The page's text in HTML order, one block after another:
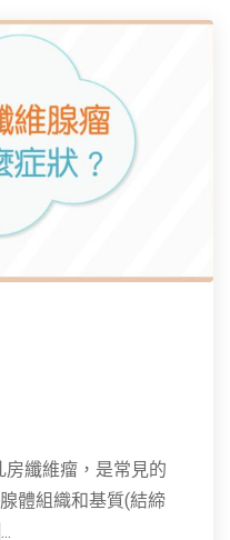
纖維瘤，是常見的
體組織和基質(結締